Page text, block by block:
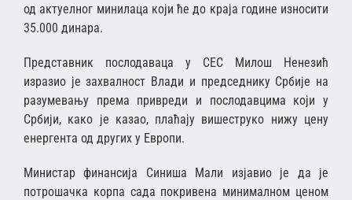
од актуелног минилаца који ће до краја године износити
35.000 динара.
Представник послодаваца у СЕС Милош Ненезић
изразио је захвалност Влади и председнику Србије на
разумевању према привреди и послодавцима који у
Србији, како је казао, плаћају вишеструко нижу цену
енергента од других у Европи.
Министар финансија Синиша Мали изјавио је да је
потрошачка корпа сада покривена минималном ценом